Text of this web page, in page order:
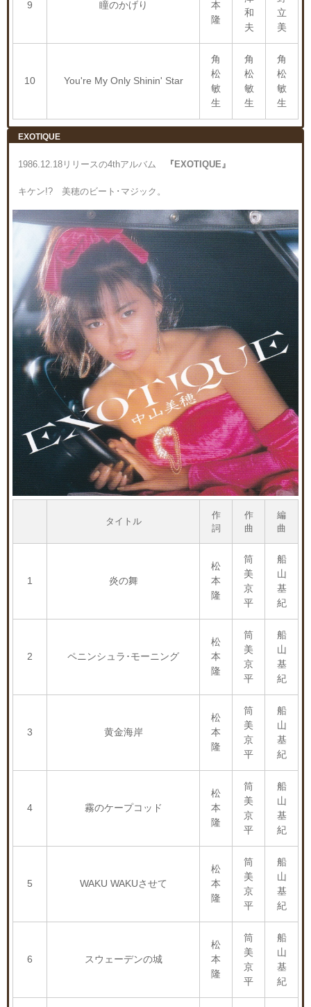
9 瞳のかげり
本
隆
和
夫
立
美
10 You're My Only Shinin' Star
角
松
敏
生
角
松
敏
生
角
松
敏
生
EXOTIQUE
1986.12.18リリースの4thアルバム 『EXOTIQUE』
キケン!? 美穂のビート･マジック。
タイトル
作
詞
作
曲
編
曲
1 炎の舞
松
本
隆
筒
美
京
平
船
山
基
紀
2 ペニンシュラ･モーニング
松
本
隆
筒
美
京
平
船
山
基
紀
3 黄金海岸
松
本
隆
筒
美
京
平
船
山
基
紀
4 霧のケープコッド
松
本
隆
筒
美
京
平
船
山
基
紀
5 WAKU WAKUさせて
松
本
隆
筒
美
京
平
船
山
基
紀
6 スウェーデンの城
松
本
隆
筒
美
京
平
船
山
基
紀